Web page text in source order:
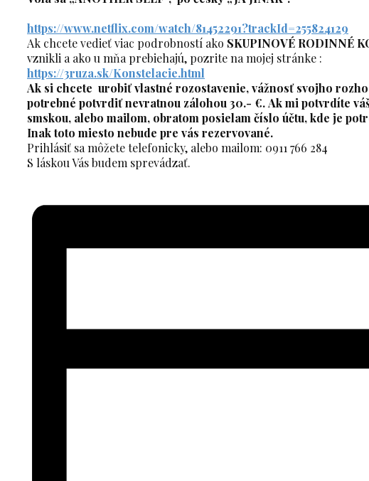
https://www.netflix.com/watch/81452291?trackId=255824129
Ak chcete vedieť viac podrobností ako SKUPINOVÉ RODINNÉ
vznikli a ako u mňa prebiehajú, pozrite na mojej stránke :
https://3ruza.sk/Konstelacie.html
Ak si chcete urobiť vlastné rozostavenie, vážnosť svojho
potrebné potvrdiť nevratnou zálohou 30.- €. Ak mi potvrdíte
smskou, alebo mailom, obratom posielam číslo účtu, kde je
Inak toto miesto nebude pre vás rezervované.
Prihlásiť sa môžete telefonicky, alebo mailom: 0911 766 284
S láskou Vás budem sprevádzať.